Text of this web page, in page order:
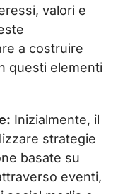
valori e
a costruire
questi elementi
Inizialmente, il
strategie
basate su
eventi,